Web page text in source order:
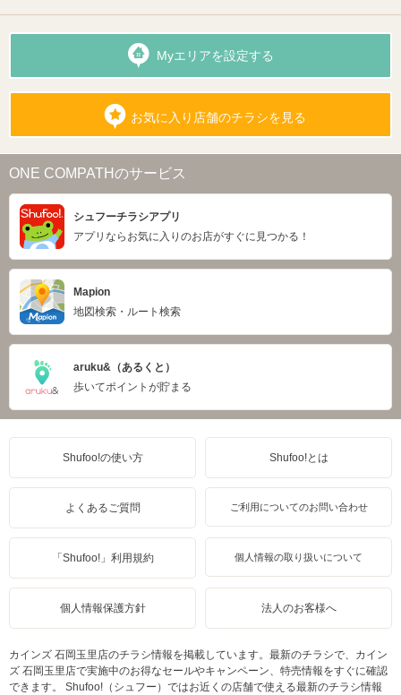
Myエリアを設定する
お気に入り店舗のチラシを見る
ONE COMPATHのサービス
シュフーチラシアプリ
アプリならお気に入りのお店がすぐに見つかる！
Mapion
地図検索・ルート検索
aruku&（あるくと）
歩いてポイントが貯まる
Shufoo!の使い方 Shufoo!とは
よくあるご質問 ご利用についてのお問い合わせ
「Shufoo!」利用規約 個人情報の取り扱いについて
個人情報保護方針 法人のお客様へ
カインズ 石岡玉里店のチラシ情報を掲載しています。最新のチラシで、カイン
ズ 石岡玉里店で実施中のお得なセールやキャンペーン、特売情報をすぐに確認
できます。 Shufoo!（シュフー）ではお近くの店舗で使える最新のチラシ情報